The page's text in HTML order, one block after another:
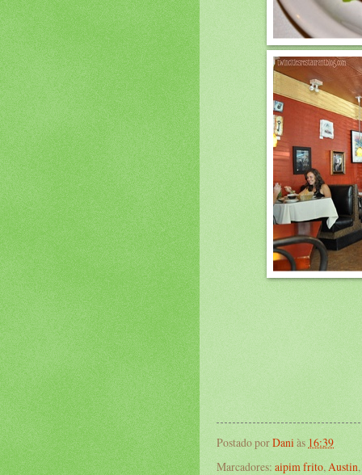
Postado porDani às 16:39
Marcadores: aipim frito, Austin,